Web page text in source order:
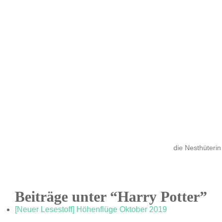
die Nesthüterin
Beiträge unter “Harry Potter”
[Neuer Lesestoff] Höhenflüge Oktober 2019